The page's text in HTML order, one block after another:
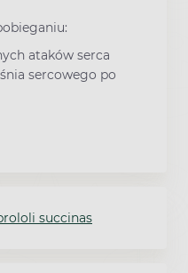
ataków serca
sercowego po
succinas